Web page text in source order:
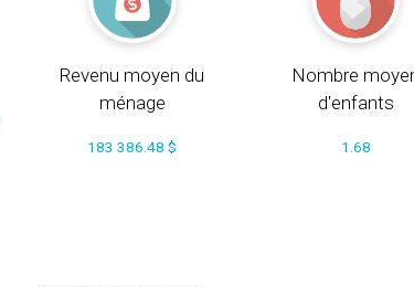
Revenu moyen du
ménage
183 386.48 $
Nombre
d'enfants
1.68